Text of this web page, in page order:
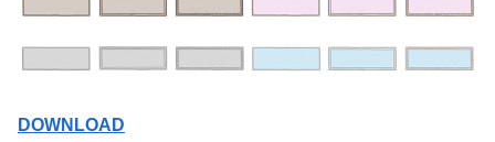
DOWNLOAD